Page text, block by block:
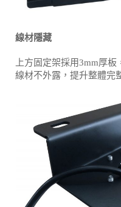
線材隱藏
上方固定架採用3mm厚
線材不外露，提升整體完